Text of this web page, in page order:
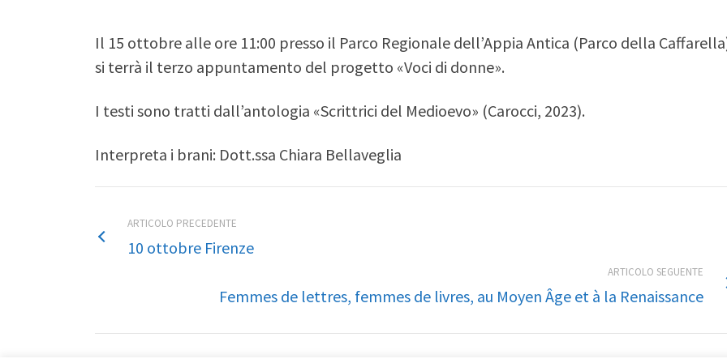
Il 15 ottobre alle ore 11:00 presso il Parco Regionale dell’Appia Antica (Parco della
si terrà il terzo appuntamento del progetto «Voci di donne».
I testi sono tratti dall’antologia «Scrittrici del Medioevo» (Carocci, 2023).
Interpreta i brani: Dott.ssa Chiara Bellaveglia
ARTICOLO PRECEDENTE
10 ottobre Firenze
ARTICOLO SEGUENTE
Femmes de lettres, femmes de livres, au Moyen Âge et à la Renaissance